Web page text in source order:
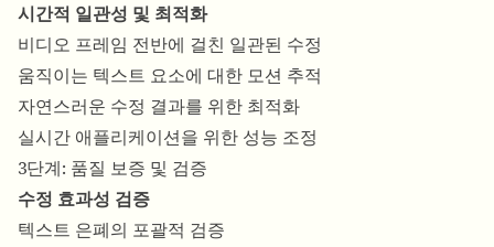
시간적 일관성 및 최적화
비디오 프레임 전반에 걸친 일관된 수정
움직이는 텍스트 요소에 대한 모션 추적
자연스러운 수정 결과를 위한 최적화
실시간 애플리케이션을 위한 성능 조정
3단계: 품질 보증 및 검증
수정 효과성 검증
텍스트 은폐의 포괄적 검증